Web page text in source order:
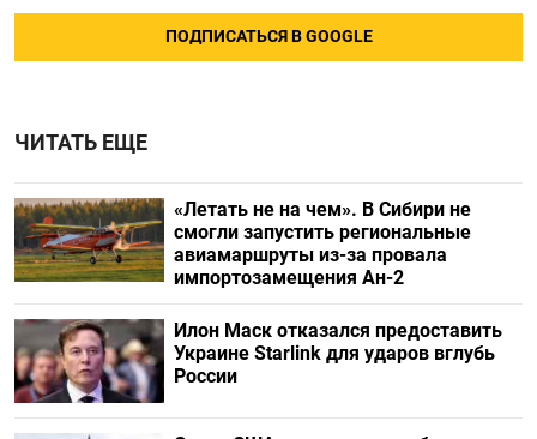
ПОДПИСАТЬСЯ В GOOGLE
ЧИТАТЬ ЕЩЕ
«Летать не на чем». В Сибири не
смогли запустить региональные
авиамаршруты из-за провала
импортозамещения Ан-2
Илон Маск отказался предоставить
Украине Starlink для ударов вглубь
России